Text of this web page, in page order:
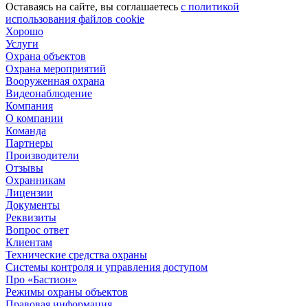
Оставаясь на сайте, вы соглашаетесь c политикой
использования файлов cookie
Хорошо
Услуги
Охрана объектов
Охрана мероприятий
Вооруженная охрана
Видеонаблюдение
Компания
О компании
Команда
Партнеры
Производители
Отзывы
Охранникам
Лицензии
Документы
Реквизиты
Вопрос ответ
Клиентам
Технические средства охраны
Системы контроля и управления доступом
Про «Бастион»
Режимы охраны объектов